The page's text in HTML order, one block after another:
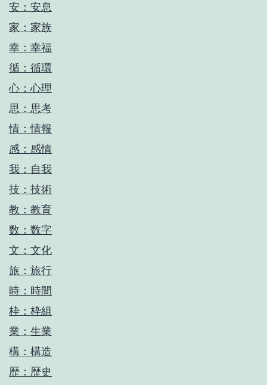
安：安息
家：家族
幸：幸福
循：循環
心：心理
思：思考
情：情報
感：感情
我：自我
技：技術
教：教育
数：数字
文：文化
旅：旅行
時：時間
枠：枠組
業：生業
構：構造
歴：歴史